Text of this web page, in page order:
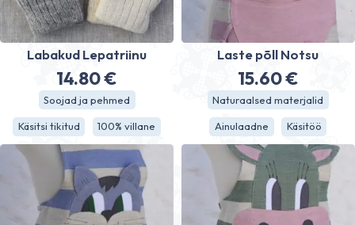
Labakud Lepatriinu
14.80€
Soojad ja pehmed
Käsitsi tikitud 100% villane
Laste põll Notsu
15.60€
Naturaalsed materjalid
Ainulaadne Käsitöö